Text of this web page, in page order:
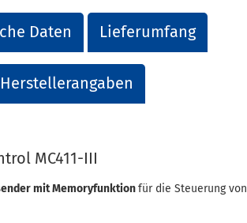
Daten Lieferumfang
Herstellerangaben
MC411-III
mit Memoryfunktionfür die Steuerung von